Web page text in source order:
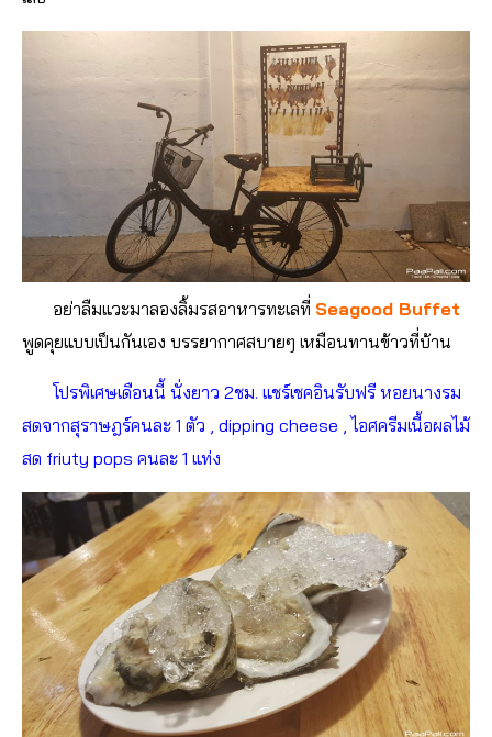
อย่าลืมแวะมาลองลิ้มรสอาหารทะเลที่ Seagood Buffet
พูดคุยแบบเป็นกันเอง บรรยากาศสบายๆ เหมือนทานข้าวที่บ้าน
โปรพิเศษเดือนนี้ นั่งยาว 2ชม. แชร์เชคอินรับฟรี หอยนางรม
สดจากสุราษฎร์คนละ 1 ตัว , dipping cheese , ไอศครีมเนื้อผลไม้
สด friuty pops คนละ 1 แท่ง